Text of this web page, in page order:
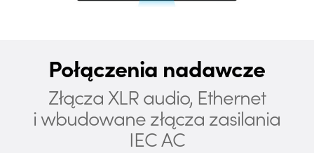
Połączenia nadawcze
Złącza XLR audio, Ethernet
i wbudowane złącza zasilania
IEC AC